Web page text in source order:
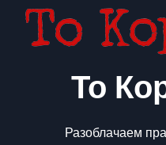
То
Разоблачаем